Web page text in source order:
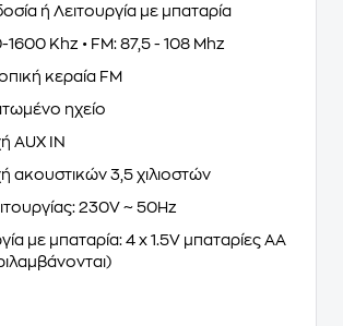
ή Λειτουργία με μπαταρία
Khz • FM: 87,5 - 108 Mhz
κεραία FM
ηχείο
AUX IN
ακουστικών 3,5 χιλιοστών
230V ~ 50Hz
με μπαταρία: 4 x 1.5V μπαταρίες ΑΑ